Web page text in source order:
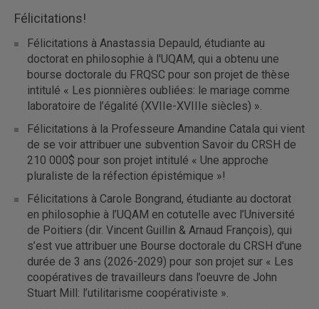
Félicitations!
Félicitations à Anastassia Depauld, étudiante au
doctorat en philosophie à l'UQAM, qui a obtenu une
bourse doctorale du FRQSC pour son projet de thèse
intitulé « Les pionnières oubliées: le mariage comme
laboratoire de l’égalité (XVIIe-XVIIIe siècles) ».
Félicitations à la Professeure Amandine Catala qui vient
de se voir attribuer une subvention Savoir du CRSH de
210 000$ pour son projet intitulé « Une approche
pluraliste de la réfection épistémique »!
Félicitations à Carole Bongrand, étudiante au doctorat
en philosophie à l’UQAM en cotutelle avec l’Université
de Poitiers (dir. Vincent Guillin & Arnaud François), qui
s’est vue attribuer une Bourse doctorale du CRSH d'une
durée de 3 ans (2026-2029) pour son projet sur « Les
coopératives de travailleurs dans l’oeuvre de John
Stuart Mill: l’utilitarisme coopérativiste ».